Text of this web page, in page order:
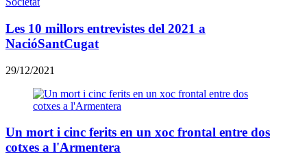
Les 10 millors entrevistes del 2021 a
NacióSantCugat
29/12/2021
Un mort i cinc ferits en un xoc frontal entre dos
cotxes a l'Armentera